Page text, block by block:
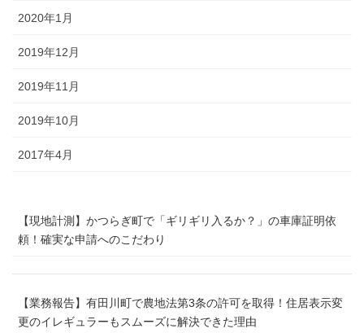
2020年1月
2019年12月
2019年11月
2019年10月
2017年4月
【現地計測】かつらぎ町で「ギリギリ入るか？」の車庫証明依
頼！確実な申請へのこだわり
【業務報告】有田川町で農地法第3条の許可を取得！住居表示変
更のイレギュラーもスムーズに解決できた理由